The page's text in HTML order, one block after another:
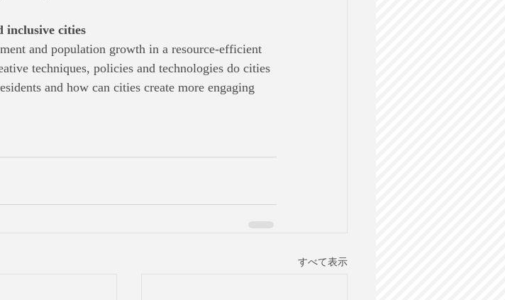
inclusive cities
and population growth in a resource-efficient
techniques, policies and technologies do cities
and how can cities create more engaging
すべて表示